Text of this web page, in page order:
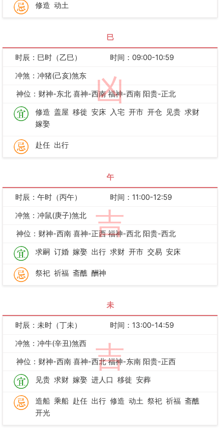
修造 动土
巳
凶
时辰：巳时（乙巳）
时间：09:00-10:59
冲煞：冲猪(己亥)煞东
神位：财神-东北 喜神-西南 福神-西南 阳贵-正北
修造 盖屋 移徙 安床 入宅 开市 开仓 见贵 求财
嫁娶
赴任 出行
午
吉
时辰：午时（丙午）
时间：11:00-12:59
冲煞：冲鼠(庚子)煞北
神位：财神-西南 喜神-正西 福神-西北 阳贵-西北
求嗣 订婚 嫁娶 出行 求财 开市 交易 安床
祭祀 祈福 斋醮 酬神
未
吉
时辰：未时（丁未）
时间：13:00-14:59
冲煞：冲牛(辛丑)煞西
神位：财神-西南 喜神-西北 福神-东南 阳贵-正西
见贵 求财 嫁娶 进人口 移徙 安葬
造船 乘船 赴任 出行 修造 动土 祭祀 祈福 斋醮
开光